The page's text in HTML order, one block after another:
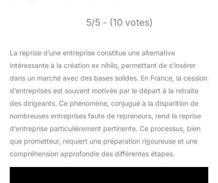
5/5 - (10 votes)
La reprise d’une entreprise constitue une alternative
intéressante à la création ex nihilo, permettant de s’insérer
dans un marché avec des bases solides. En France, la cession
d’entreprises est souvent motivée par le départ à la retraite
des dirigeants. Ce phénomène, conjugué à la disparition de
nombreuses entreprises faute de repreneurs, rend la reprise
d’entreprise particulièrement pertinente. Ce processus, bien
que prometteur, requiert une préparation rigoureuse et une
compréhension approfondie des différentes étapes.